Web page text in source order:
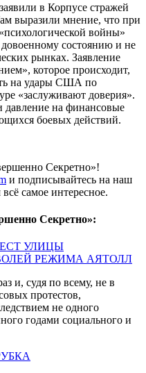
в Корпусе стражей
выразили мнение, что при
войны»
состоянию и не
рынках. Заявление
которое происходит,
на удары США по
«заслуживают доверия».
на финансовые
боевых действий.
Секретно»!
и подписывайтесь на наш
самое интересное.
Секретно»:
УЛИЦЫ
РЕЖИМА АЯТОЛЛ
и, судя по всему, не в
протестов,
не одного
годами социального и